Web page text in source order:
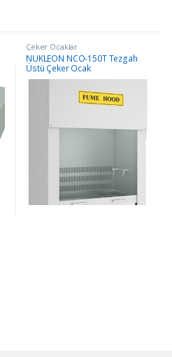
Çeker Ocaklar
NÜKLEON NCO-150T Tezgah
Üstü Çeker Ocak